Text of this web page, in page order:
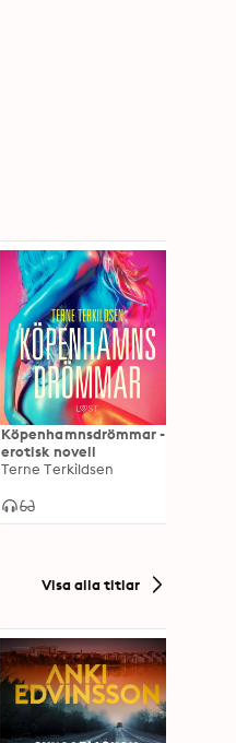
Köpenhamnsdrömmar -
erotisk novell
Terne Terkildsen
Visa alla titlar